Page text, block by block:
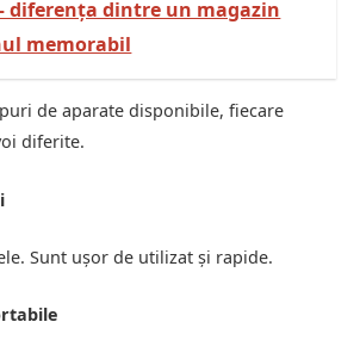
diferența dintre un magazin
memorabil
de aparate disponibile, fiecare
diferite.
Sunt ușor de utilizat și rapide.